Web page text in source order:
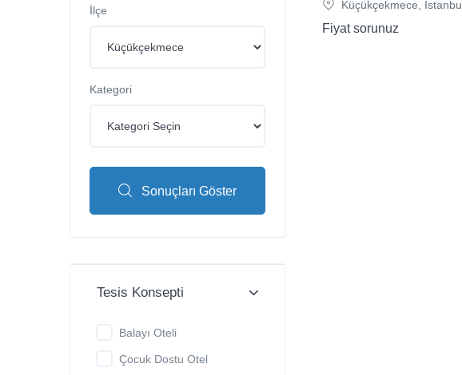
İlçe
Kategori
Sonuçları Göster
Tesis Konsepti
Balayı Oteli
Çocuk Dostu Otel
Küçükçekmece,
Fiyat sorunuz